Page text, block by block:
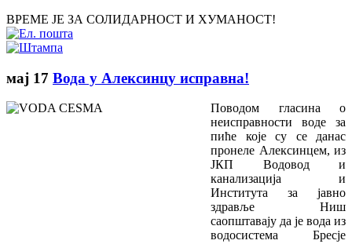
ВРЕМЕ ЈЕ ЗА СОЛИДАРНОСТ И ХУМАНОСТ!
мај 17 Вода у Алексинцу исправна!
Поводом гласина о
неисправности воде за
пиће које су се данас
пронеле Алексинцем, из
ЈКП Водовод и
канализација и
Института за јавно
здравље Ниш
саопштавају да је вода из
водосистема Бресје